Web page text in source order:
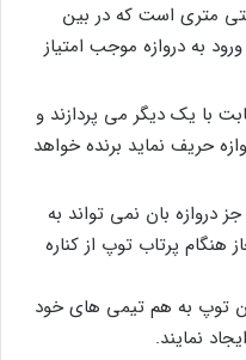
دارای محیط 71 سانتی متری است که در بین
به دروازه موجب امتیاز
11 نفره به رقابت با یک دیگر می پردازند و
حریف نماید برنده خواهد
دروازه بان نمی تواند به
پرتاب توپ از کناره
توپ به هم تیمی های خود
نمایند.